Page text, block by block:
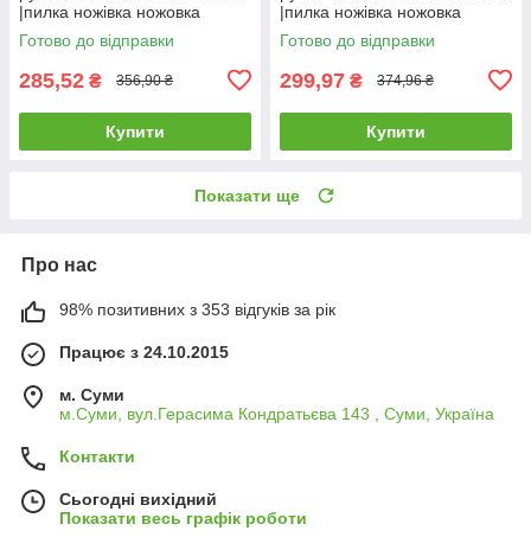
|пилка ножівка ножовка
Ножовка по дереву
пластиковая ручка 400мм
Готово до відправки
285,52 ₴ 356,90 ₴
Купити
|пилка ножівка ножовка
Ножовка по дереву
пластиковая ручка 450мм
Готово до відправки
299,97 ₴ 374,96 ₴
Купити
Показати ще
Про нас
98% позитивних з 353 відгуків за рік
Працює з 24.10.2015
м. Суми
м.Суми, вул.Герасима Кондратьєва 143 , Суми, Україна
Контакти
Сьогодні вихідний
Показати весь графік роботи